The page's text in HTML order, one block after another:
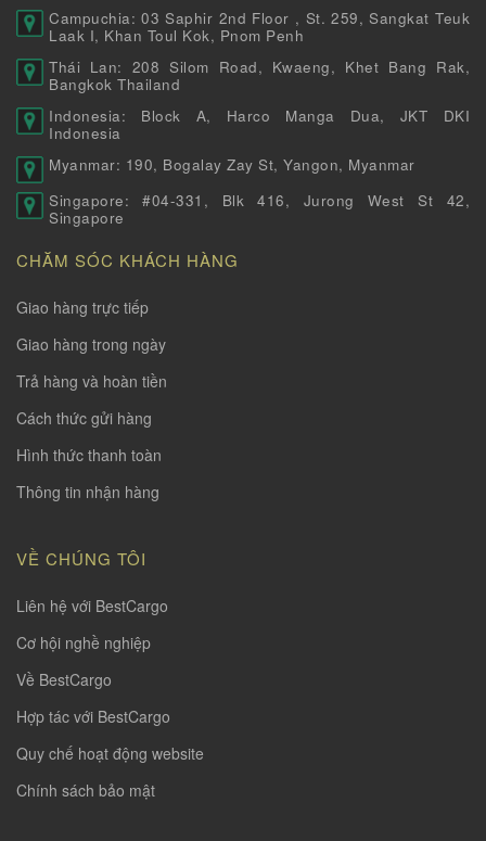
Campuchia: 03 Saphir 2nd Floor , St. 259, Sangkat Teuk
Laak I, Khan Toul Kok, Pnom Penh
Thái Lan: 208 Silom Road, Kwaeng, Khet Bang Rak,
Bangkok Thailand
Indonesia: Block A, Harco Manga Dua, JKT DKI
Indonesia
Myanmar: 190, Bogalay Zay St, Yangon, Myanmar
Singapore: #04-331, Blk 416, Jurong West St 42,
Singapore
CHĂM SÓC KHÁCH HÀNG
Giao hàng trực tiếp
Giao hàng trong ngày
Trả hàng và hoàn tiền
Cách thức gửi hàng
Hình thức thanh toàn
Thông tin nhận hàng
VỀ CHÚNG TÔI
Liên hệ với BestCargo
Cơ hội nghề nghiệp
Về BestCargo
Hợp tác với BestCargo
Quy chế hoạt động website
Chính sách bảo mật